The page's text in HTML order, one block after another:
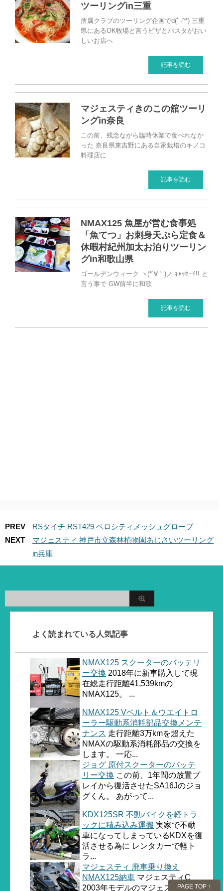
ツーリングin三重
所属クラブのツーリング企画でd(ﾟ-^*) 三重
県にあるOK牧場と言うピザとパスタがおい
しいお店へ
記事を読む
マジェスティきのこの舘ツーリ
ングin奈良
この前、残念ながら臨時休業で食べれなか
った 奈良県東吉野にある自家栽培のキノコ
料理店に
記事を読む
NMAX125 魚屋が営む食事処
「魚てつ」お刺身天ぷら定食＆
休暇村紀州加太お泊りツーリン
グin和歌山県
ゴールデンウィーク ヽ(*´∀｀)ノ ｷｬｯﾎｰｲ!! と
言う事で GW前半に和歌
記事を読む
PREV
RSタイチ RST429 ベロシティメッシュグローブ
NEXT
マジェスティ 神戸市立森林植物園あじさいツーリング
in兵庫
よく読まれている人気記事
NMAX125 スクーターのバッテリ
ー交換 2018年に新車購入して現
在総走行距離41,539kmの
NMAX125。 ...
NMAX125 Vベルト＆ウエイトロ
ーラー駆動系消耗部品交換メンテ
ナンス 走行距離3万kmを超えた
NMAXの駆動系消耗部品の交換を
します。 一応...
ジョグ 原付スクーターのバッテ
リー交換 この前、1年間の放置プ
レイから復活させたSA16Jのジョ
グくん。 あがって...
KDX125SR 不動バイクを軽トラ
ックに積み込み運搬 実家で不動
車になってしまっているKDXを復
活させる為に レンタカーで軽ト
ラ...
マジェスティ 廃車乗り換え
NMAX125納車 マジェスティC
2003年モデルのマジェスティC
PAGE TOP ↑